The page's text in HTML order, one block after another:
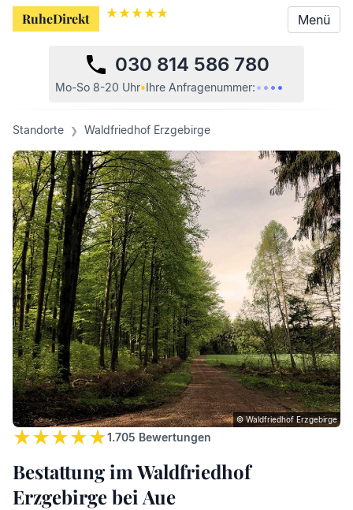
RuheDirekt Menü
030 814 586 780
Mo-So 8-20 Uhr•Ihre Anfragenummer:• • • •
RuheDirekt Menü
Standorte Waldfriedhof Erzgebirge
1.705 Bewertungen
Bestattung im Waldfriedhof
Erzgebirge bei Aue
© Waldfriedhof Erzgebirge